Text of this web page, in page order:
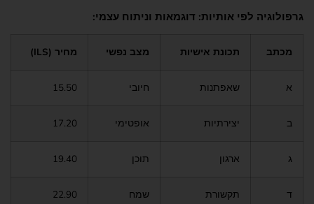
גרפולוגיה לפי אותיות: דוגמאות וניתוח עצמי:
מכתב תכונת אישיות מצב נפשי מחיר (ILS)
א שאפתנות חיובי 15.50
ב יצירתיות אופטימי 17.20
ג ארגון תוכן 19.40
ד תקשורת שמח 22.90